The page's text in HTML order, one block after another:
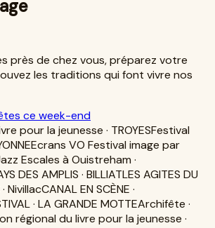
près de chez vous, préparez votre
les traditions qui font vivre nos
ce week-end
pour la jeunesse · TROYESFestival
Ecrans VO Festival image par
Escales à Ouistreham ·
DES AMPLIS · BILLIATLES AGITES DU
NivillacCANAL EN SCÈNE ·
· LA GRANDE MOTTEArchifête ·
régional du livre pour la jeunesse ·